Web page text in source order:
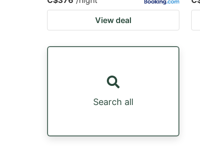
View deal
Search all